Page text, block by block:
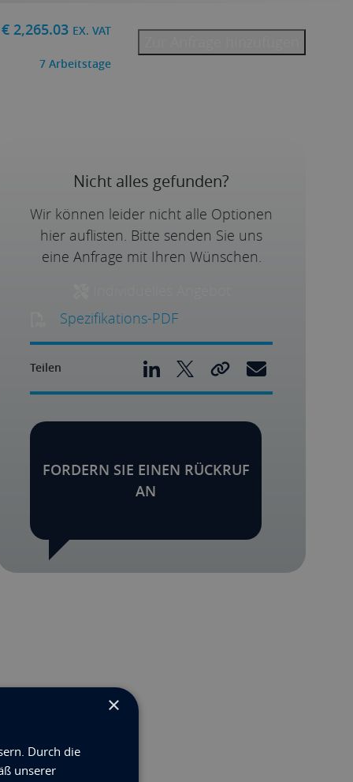
€ 2,265.03 EX. VAT
7 Arbeitstage
Nicht alles gefunden?
Wir können leider nicht alle Optionen
hier auflisten. Bitte senden Sie uns
eine Anfrage mit Ihren Wünschen.
Spezifikations-PDF
Teilen
FORDERN SIE EINEN RÜCKRUF
AN
×
Durch die
unserer